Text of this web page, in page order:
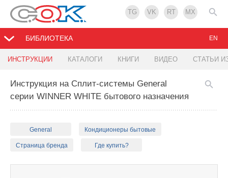
TG VK RT MX
БИБЛИОТЕКА
ИНСТРУКЦИИ КАТАЛОГИ КНИГИ ВИДЕО СТАТЬИ
EN
Инструкция на Сплит-системы General
серии WINNER WHITE бытового назначения
General Кондиционеры бытовые
Страница бренда Где купить?